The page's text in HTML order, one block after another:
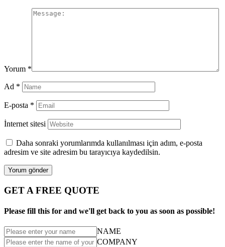
Yorum *
Ad *
E-posta *
İnternet sitesi
Daha sonraki yorumlarımda kullanılması için adım, e-posta
adresim ve site adresim bu tarayıcıya kaydedilsin.
GET A FREE QUOTE
Please fill this for and we'll get back to you as soon as possible!
NAME
COMPANY